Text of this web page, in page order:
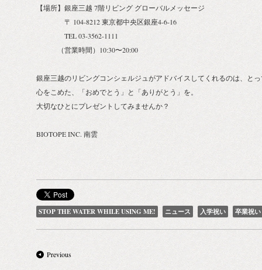
【場所】銀座三越 7階リビング グローバルメッセージ
〒 104-8212 東京都中央区銀座4-6-16
TEL 03-3562-1111
（営業時間）10:30〜20:00
銀座三越のリビングコンシェルジュがアドバイスしてくれるのは、と
心をこめた、「おめでとう」と「ありがとう」を。
大切なひとにプレゼントしてみませんか？
BIOTOPE INC. 南雲
STOP THE WATER WHILE USING ME! ニュース 入学祝い 卒業祝い
Previous